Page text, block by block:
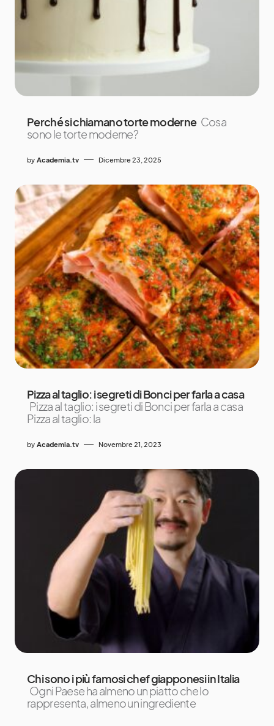
Perché si chiamano torte moderne Cosa
sono le torte moderne?
by Academia.tv Dicembre 23, 2025
Pizza al taglio: i segreti di Bonci per farla a casa
Pizza al taglio: i segreti di Bonci per farla a casa
Pizza al taglio: la
by Academia.tv Novembre 21, 2023
Chi sono i più famosi chef giapponesi in Italia
Ogni Paese ha almeno un piatto che lo
rappresenta, almeno un ingrediente